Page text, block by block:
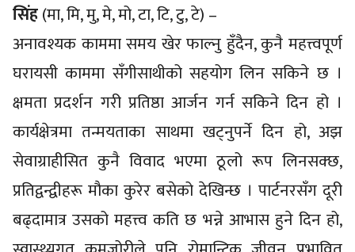
सिंह(मा, मि, मु, मे, मो, टा, टि, टु, टे) –
अनावश्यक काममा समय खेर फाल्नु हुँदैन, कुनै महत्त्वपूर्ण
घरायसी काममा सँगीसाथीको सहयोग लिन सकिने छ ।
क्षमता प्रदर्शन गरी प्रतिष्ठा आर्जन गर्न सकिने दिन हो ।
कार्यक्षेत्रमा तन्मयताका साथमा खट्नुपर्ने दिन हो, अझ
सेवाग्राहीसित कुनै विवाद भएमा ठूलो रूप लिनसक्छ,
प्रतिद्वन्द्वीहरू मौका कुरेर बसेको देखिन्छ । पार्टनरसँग दूरी
बढ्दामात्र उसको महत्त्व कति छ भन्ने आभास हुने दिन हो,